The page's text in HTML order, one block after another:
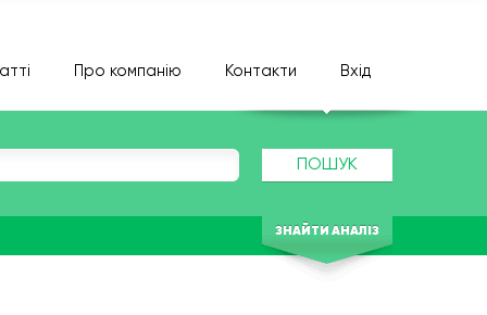
Про компанію Контакти Вхід
ПОШУК
ЗНАЙТИ АНАЛІЗ